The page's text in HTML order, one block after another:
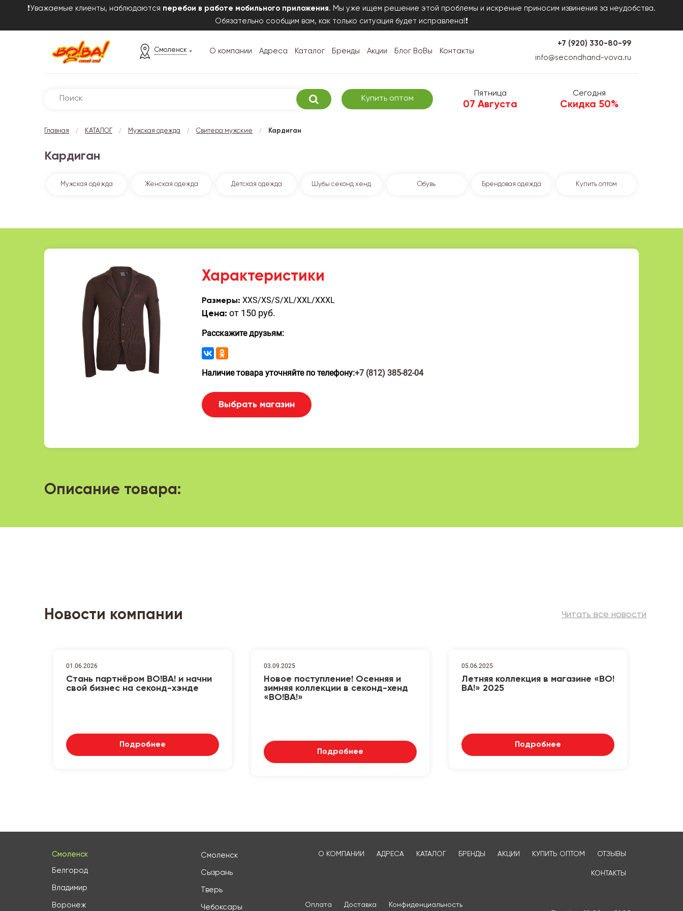
❗Уважаемые клиенты, наблюдаются перебои в работе мобильного приложения. Мы уже ищем решение этой проблемы и искренне приносим извинения за неудобства.
Обязательно сообщим вам, как только ситуация будет исправлена!❗
Смоленск О компании Адреса Каталог Бренды Акции Блог ВоВы Контакты
+7 (920) 330-80-99
info@secondhand-vova.ru
Купить оптом
Пятница
07 Августа
Сегодня
Скидка 50%
Главная / КАТАЛОГ / Мужская одежда / Свитера мужские / Кардиган
Кардиган
Мужская одежда Женская одежда Детская одежда Шубы секонд хенд Обувь Брендовая одежда Купить оптом
Характеристики
Размеры: XXS/XS/S/XL/XXL/XXXL
Цена: от 150 руб.
Расскажите друзьям:
Наличие товара уточняйте по телефону:+7 (812) 385-82-04
Выбрать магазин
Описание товара:
Новости компании Читать все новости
01.06.2026
Стань партнёром ВО!ВА! и начни
свой бизнес на секонд-хэнде
Подробнее
03.09.2025
Новое поступление! Осенняя и
зимняя коллекции в секонд-хенд
«ВО!ВА!»
Подробнее
05.06.2025
Летняя коллекция в магазине «ВО!
ВА!» 2025
Подробнее
Смоленск
Белгород
Владимир
Воронеж
Смоленск
Сызрань
Тверь
Чебоксары
О КОМПАНИИ АДРЕСА КАТАЛОГ БРЕНДЫ АКЦИИ КУПИТЬ ОПТОМ ОТЗЫВЫ
КОНТАКТЫ
Оплата Доставка
Конфиденциальность